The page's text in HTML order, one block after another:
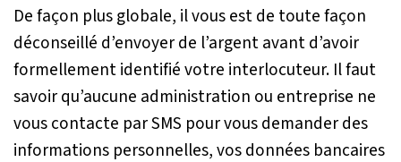
De façon plus globale, il vous est de toute façon
déconseillé d’envoyer de l’argent avant d’avoir
formellement identifié votre interlocuteur. Il faut
savoir qu’aucune administration ou entreprise ne
vous contacte par SMS pour vous demander des
informations personnelles, vos données bancaires